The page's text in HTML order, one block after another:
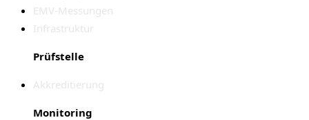
EMV-Messungen
Infrastruktur
Prüfstelle
Akkreditierung
Monitoring